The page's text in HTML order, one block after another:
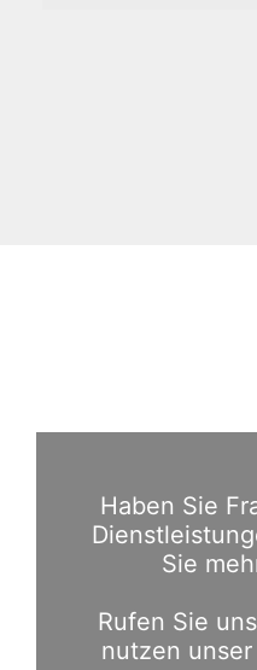
Haben Sie
Sie
Rufen Sie
nutzen